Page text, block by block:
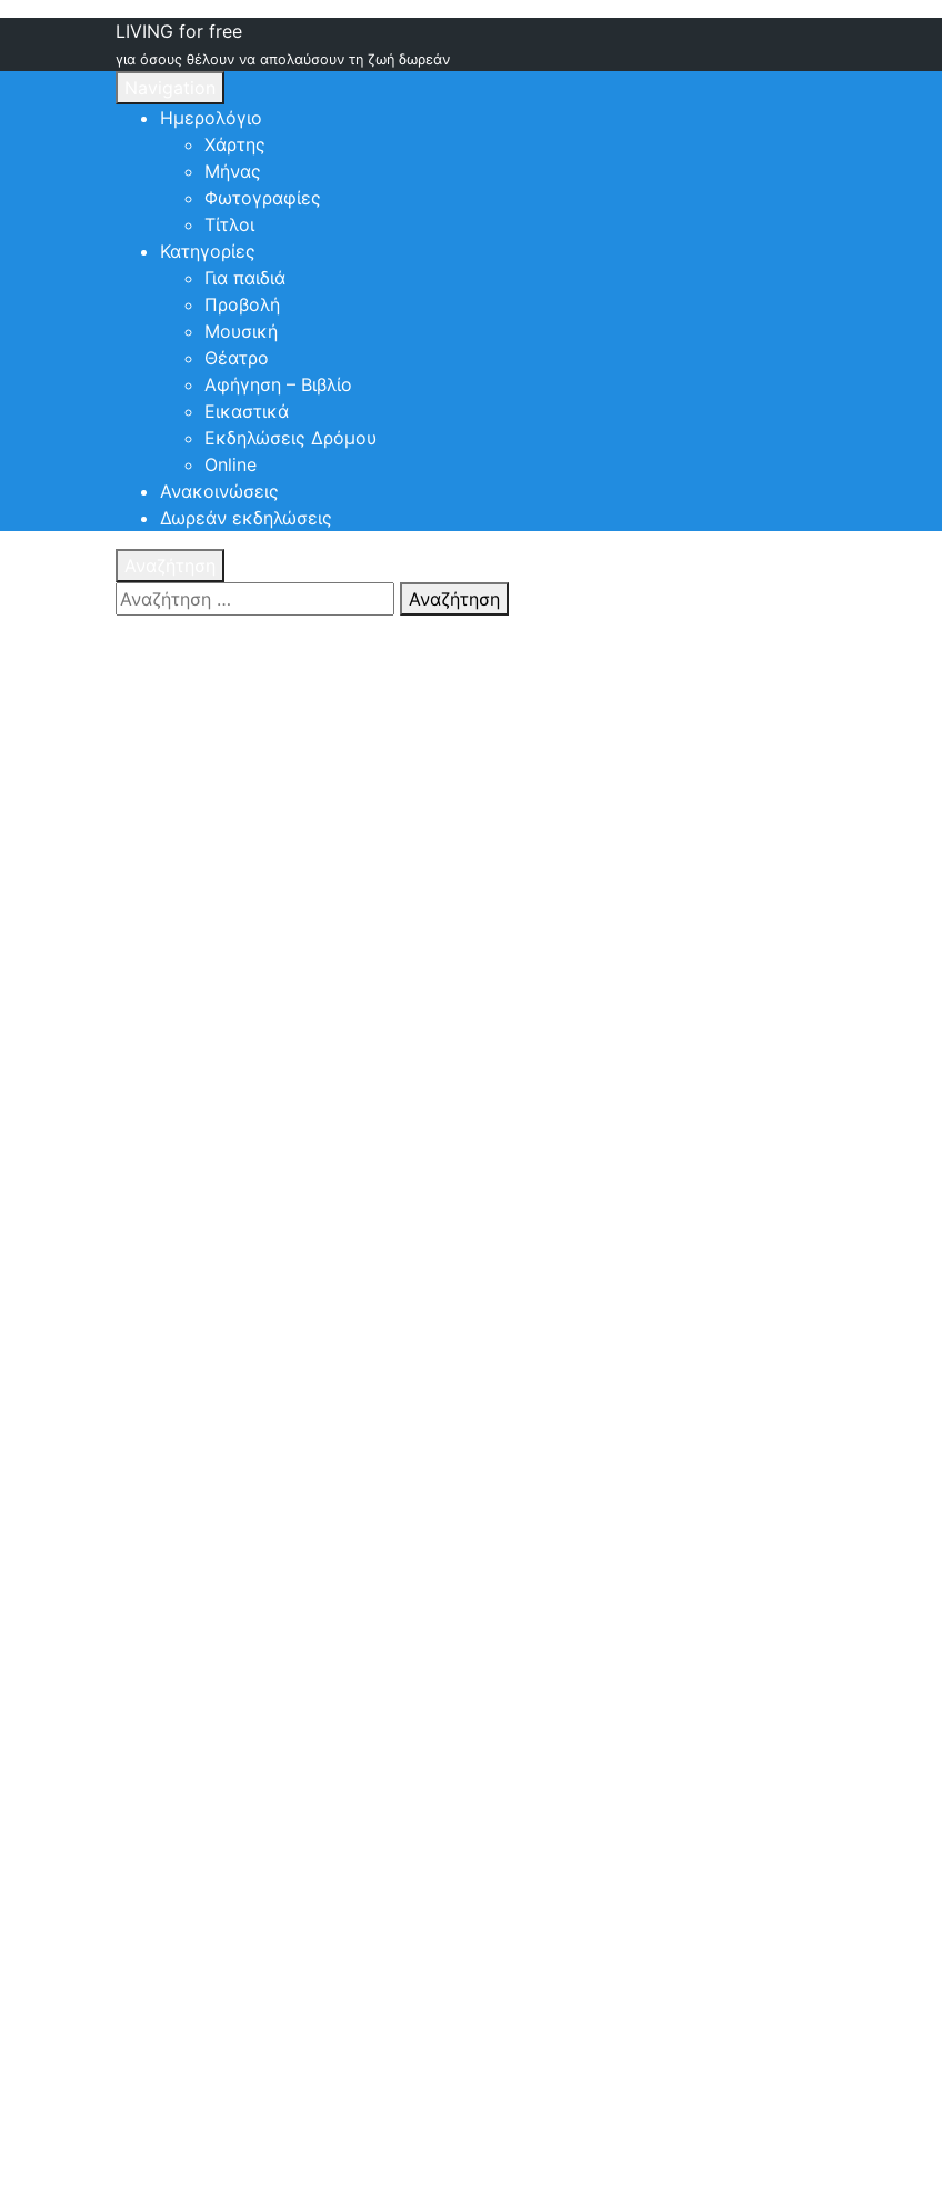
LIVING for free
για όσους θέλουν να απολαύσουν τη ζωή δωρεάν
Ημερολόγιο
Χάρτης
Μήνας
Φωτογραφίες
Τίτλοι
Κατηγορίες
Για παιδιά
Προβολή
Μουσική
Θέατρο
Αφήγηση – Βιβλίο
Εικαστικά
Εκδηλώσεις Δρόμου
Online
Ανακοινώσεις
Δωρεάν εκδηλώσεις
Αναζήτηση